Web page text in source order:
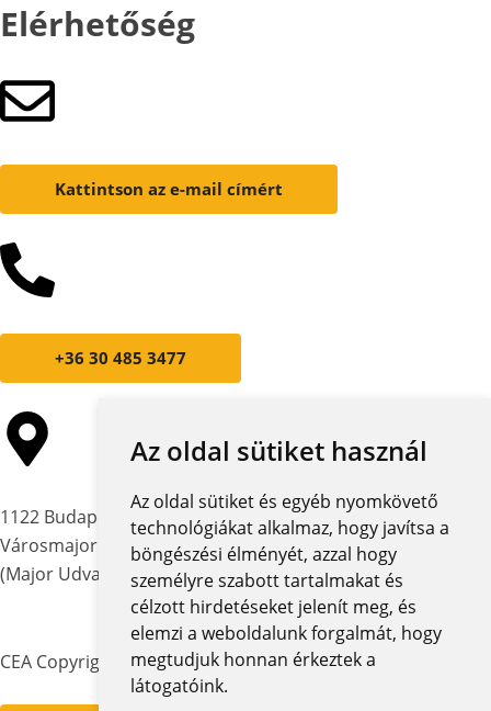
Az oldal sütiket használ
Az oldal sütiket és egyéb nyomkövető
technológiákat alkalmaz, hogy javítsa a
böngészési élményét, azzal hogy
személyre szabott tartalmakat és
célzott hirdetéseket jelenít meg, és
elemzi a weboldalunk forgalmát, hogy
megtudjuk honnan érkeztek a
látogatóink.
Elérhetőség
Kattintson az e-mail címért
+36 30 485 3477
1122 Budapest,
Városmajor utca 12-14.
(Major Udvar Irodaház)
CEA Copyright © 2026 | Minden jog fenntartva